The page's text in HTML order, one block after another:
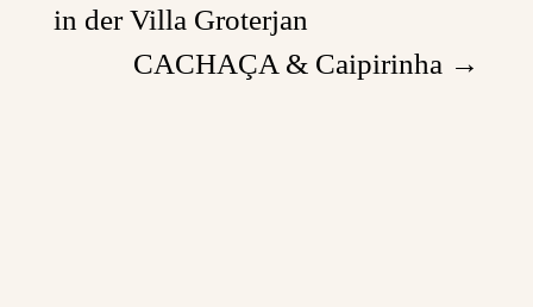
in der Villa Groterjan
CACHAÇA & Caipirinha →